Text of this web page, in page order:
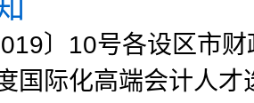
〕10号各设区市
国际化高端会计人